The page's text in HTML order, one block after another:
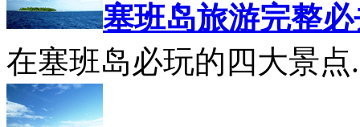
塞班岛旅游完整
在塞班岛必玩的四大景点